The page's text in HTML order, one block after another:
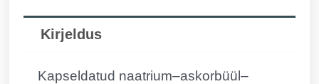
Kirjeldus
Kapseldatud naatrium–askorbüül–